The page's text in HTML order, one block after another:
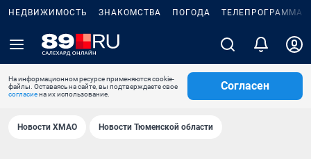
НЕДВИЖИМОСТЬ ЗНАКОМСТВА ПОГОДА ТЕЛЕПРОГРАММА
На информационном ресурсе применяются cookie-
файлы. Оставаясь на сайте, вы подтверждаете свое
согласиена их использование.
Согласен
Новости ХМАО Новости Тюменской области